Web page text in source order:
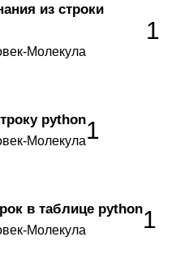
из строки
Молекула
1
python
Молекула1
в таблице python
Молекула 1